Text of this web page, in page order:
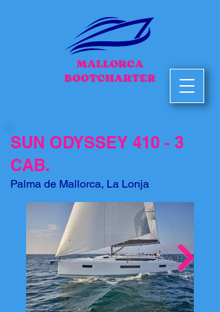
SUN ODYSSEY 410 - 3
CAB.
Palma de Mallorca, La Lonja